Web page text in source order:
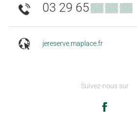
03 29 65▒▒ ▒▒ ▒▒
jereserve.maplace.fr
Suivez-nous sur